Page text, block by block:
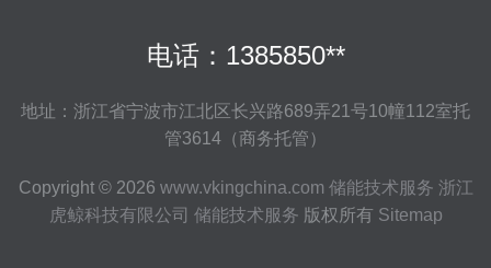
电话：1385850**
地址：浙江省宁波市江北区长兴路689弄21号10幢112室托
管3614（商务托管）
Copyright © 2026 www.vkingchina.com 储能技术服务 浙江
虎鲸科技有限公司 储能技术服务 版权所有 Sitemap